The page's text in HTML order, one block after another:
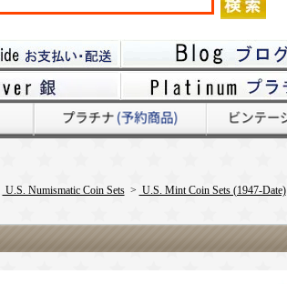
U.S. Numismatic Coin Sets> U.S. Mint Coin Sets (1947-Date)